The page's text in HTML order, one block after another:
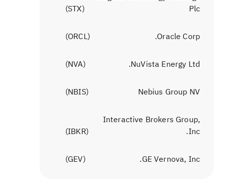
Plc
(
STX
)
Oracle Corp.
(
ORCL
)
NuVista Energy Ltd.
(
NVA
)
Nebius Group NV
(
NBIS
)
Interactive Brokers Group,
Inc.
(
IBKR
)
GE Vernova, Inc.
(
GEV
)